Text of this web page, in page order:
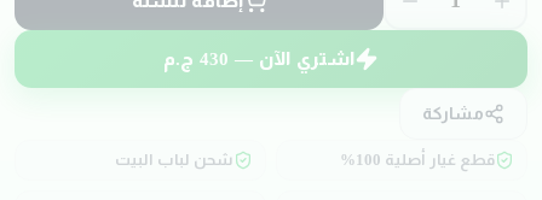
اشتري الآن — 430 ج.م
مشاركة
قطع غيار أصلية 100% شحن لباب البيت